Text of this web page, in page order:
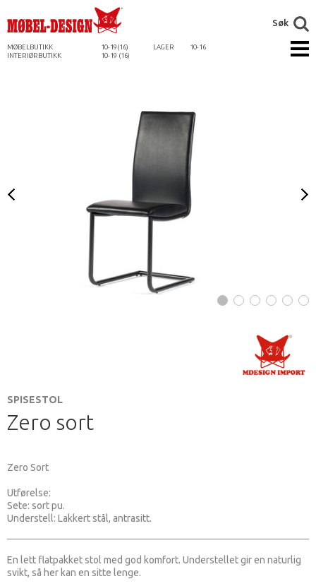
MØBELBUTIKK 10-19(16) LAGER
10-16
INTERIØRBUTIKK
10-19 (16)
Søk
SPISESTOL
Zero sort
Zero Sort
Utførelse:
Sete: sort pu.
Understell: Lakkert stål, antrasitt.
En lett flatpakket stol med god komfort. Understellet gir en naturlig
svikt, så her kan en sitte lenge.